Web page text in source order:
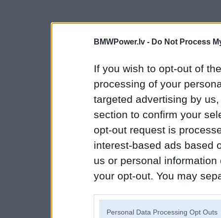
BMWPower.lv - Do Not Process
If you wish to opt-out of
processing of your
targeted advertising by
section to confirm your
opt-out request is
interest-based ads based
us or personal
your opt-out. You may
Personal Data Processing Opt Outs